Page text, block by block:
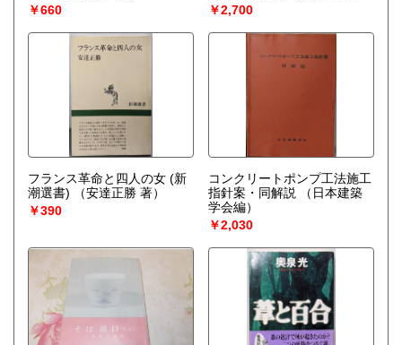
￥660
￥2,700
フランス革命と四人の女 (新
潮選書)
（安達正勝 著）
￥390
コンクリートポンプ工法施工
指針案・同解説
（日本建築
学会編）
￥2,030